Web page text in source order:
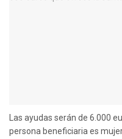
Las ayudas serán de 6.000
persona beneficiaria es